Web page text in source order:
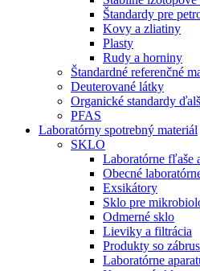
Štandardy pre
Kovy a zliatiny
Plasty
Rudy a horniny
Štandardné referenčné
Deuterované látky
Organické standardy
PFAS
Laboratórny spotrebný materiál
SKLO
Laboratórne fľaše
Obecné
Exsikátory
Sklo pre
Odmerné sklo
Lieviky a filtrácia
Produkty so
Laboratórne